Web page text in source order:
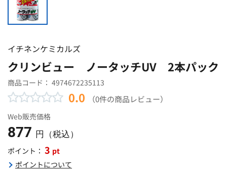
イチネンケミカルズ
クリンビュー ノータッチUV 2本パック
商品コード： 4974672235113
0.0 （0件の商品レビュー）
Web販売価格
877 円（税込）
ポイント： 3 pt
ポイントについて